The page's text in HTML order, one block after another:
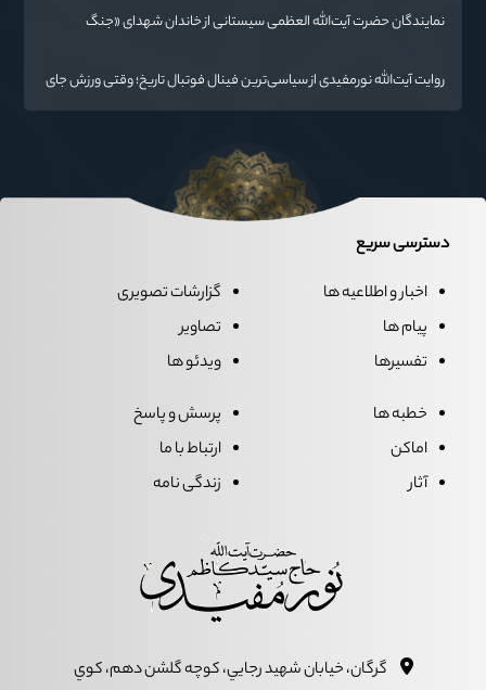
نمایندگان حضرت آیت‌الله العظمی سیستانی از خاندان شهدای «جنگ
روایت آیت‌الله نورمفیدی از سیاسی‌ترین فینال فوتبال تاریخ؛ وقتی ورزش جای
دسترسی سریع
اخبار و اطلاعیه ها
پیام ها
تفسیرها
گزارشات تصویری
تصاویر
ویدئو ها
خطبه ها
اماکن
آثار
پرسش و پاسخ
ارتباط با ما
زندگی نامه
گرگان، خيابان شهيد رجايي، کوچه گلشن دهم، کوي